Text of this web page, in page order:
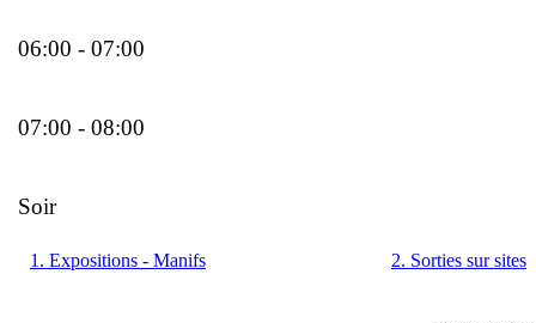
06:00 - 07:00
07:00 - 08:00
Soir
1. Expositions - Manifs 2. Sorties sur sites